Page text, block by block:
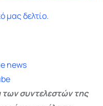
μας δελτίο.
news
συντελεστών της